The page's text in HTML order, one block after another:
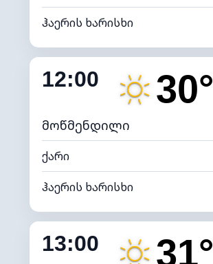
ჰაერის ხარისხი
შიდა ტენიანობა
ნამის წერტილი
განათების ინდექსი
12:00 30°
მოწმენდილი
ქარი
ჰაერის ხარისხი
შიდა ტენიანობა
ნამის წერტილი
13:00 31°